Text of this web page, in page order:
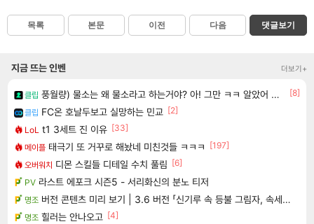
목록 본문 이전 다음 댓글보기
지금 뜨는 인벤 더보기+
클립 풍월량) 물소는 왜 물소라고 하는거야? 아! 그만 ㅋㅋ 알았어 ㅋㅋ
[8]
클립 FC온 호날두보고 실망하는 민교 [2]
LoL t1 3세트 진 이유 [33]
메이플 태극기 또 거꾸로 해놨네 미친것들 ㅋㅋㅋ
[197]
오버워치 디몬 스킬들 디테일 수치 풀림 [6]
PV 라스트 에포크 시즌5 - 서리화신의 분노 티저
명조 버전 콘텐츠 미리 보기 | 3.6 버전 「신기루 속 등불 그림자, 속세에 깃든 검의 결심」이 8월 20일에 업데이트됩니다!
명조 힐러는 안나오고 [4]